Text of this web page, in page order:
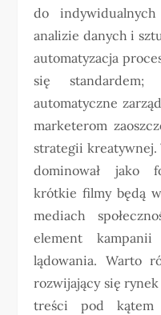
do
analizie danych i
automatyzacja
się standardem;
automatyczne
marketerom
strategii
dominował jako
krótkie filmy będą
mediach
element
lądowania. Warto
rozwijający się
treści pod kątem